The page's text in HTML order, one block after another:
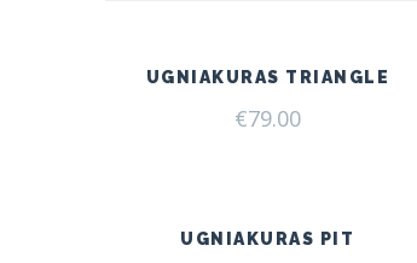
UGNIAKURAS TRIANGLE
€79.00
UGNIAKURAS PIT